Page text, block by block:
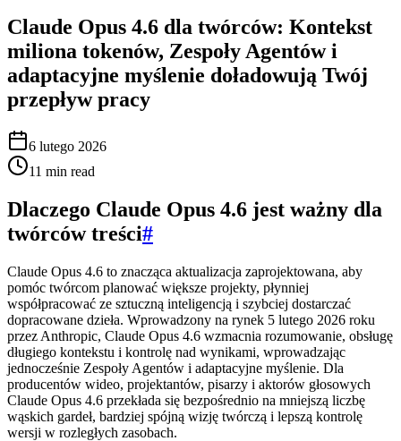
Claude Opus 4.6 dla twórców: Kontekst
miliona tokenów, Zespoły Agentów i
adaptacyjne myślenie doładowują Twój
przepływ pracy
6 lutego 2026
11 min read
Dlaczego Claude Opus 4.6 jest ważny dla
twórców treści#
Claude Opus 4.6 to znacząca aktualizacja zaprojektowana, aby
pomóc twórcom planować większe projekty, płynniej
współpracować ze sztuczną inteligencją i szybciej dostarczać
dopracowane dzieła. Wprowadzony na rynek 5 lutego 2026 roku
przez Anthropic, Claude Opus 4.6 wzmacnia rozumowanie, obsługę
długiego kontekstu i kontrolę nad wynikami, wprowadzając
jednocześnie Zespoły Agentów i adaptacyjne myślenie. Dla
producentów wideo, projektantów, pisarzy i aktorów głosowych
Claude Opus 4.6 przekłada się bezpośrednio na mniejszą liczbę
wąskich gardeł, bardziej spójną wizję twórczą i lepszą kontrolę
wersji w rozległych zasobach.